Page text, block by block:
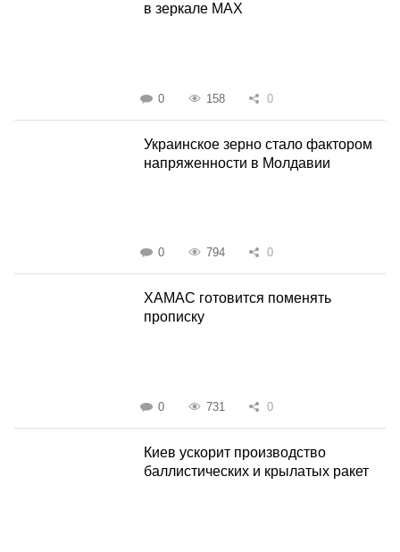
в зеркале MAX
0 158 0
Украинское зерно стало фактором
напряженности в Молдавии
0 794 0
ХАМАС готовится поменять
прописку
0 731 0
Киев ускорит производство
баллистических и крылатых ракет